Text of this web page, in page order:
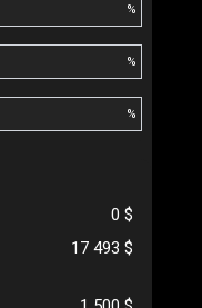
%
%
%
0 $
17 493 $